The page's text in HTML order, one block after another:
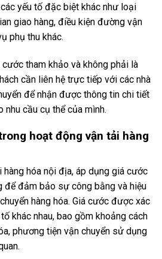
yếu tố đặc biệt khác như loại
giao hàng, điều kiện đường vận
phụ thu khác.
tham khảo và không phải là
cần liên hệ trực tiếp với các nhà
để nhận được thông tin chi tiết
nhu cầu cụ thể của mình.
hoạt động vận tải hàng
hóa nội địa, áp dụng giá cước
để đảm bảo sự công bằng và hiệu
hàng hóa. Giá cước được xác
khác nhau, bao gồm khoảng cách
phương tiện vận chuyển sử dụng